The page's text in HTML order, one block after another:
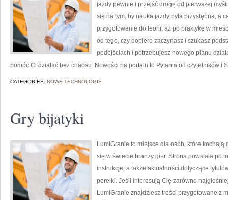
jazdy pewnie i przejść drogę od pierwszej
się na tym, by nauka jazdy była przystępna, a
przygotowanie do teorii, aż po praktykę w
od tego, czy dopiero zaczynasz i szukasz
podejściach i potrzebujesz nowego planu
pomóc Ci działać bez chaosu. Nowości na portalu to Pytania od czytelników i
CATEGORIES: NOWE TECHNOLOGIE
Gry bijatyki
LumiGranie to miejsce dla osób, które
się w świecie branży gier. Strona powstała po
instrukcje, a także aktualności dotyczące
perełki. Jeśli interesują Cię zarówno
LumiGranie znajdziesz treści przygotowane z